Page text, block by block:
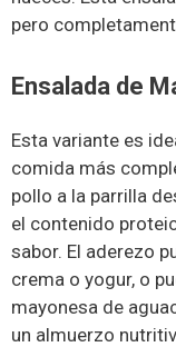
pero
Ensalada de
Esta variante es
comida más
pollo a la parrilla
el contenido
sabor. El aderezo
crema o yogur, o
mayonesa de
un almuerzo